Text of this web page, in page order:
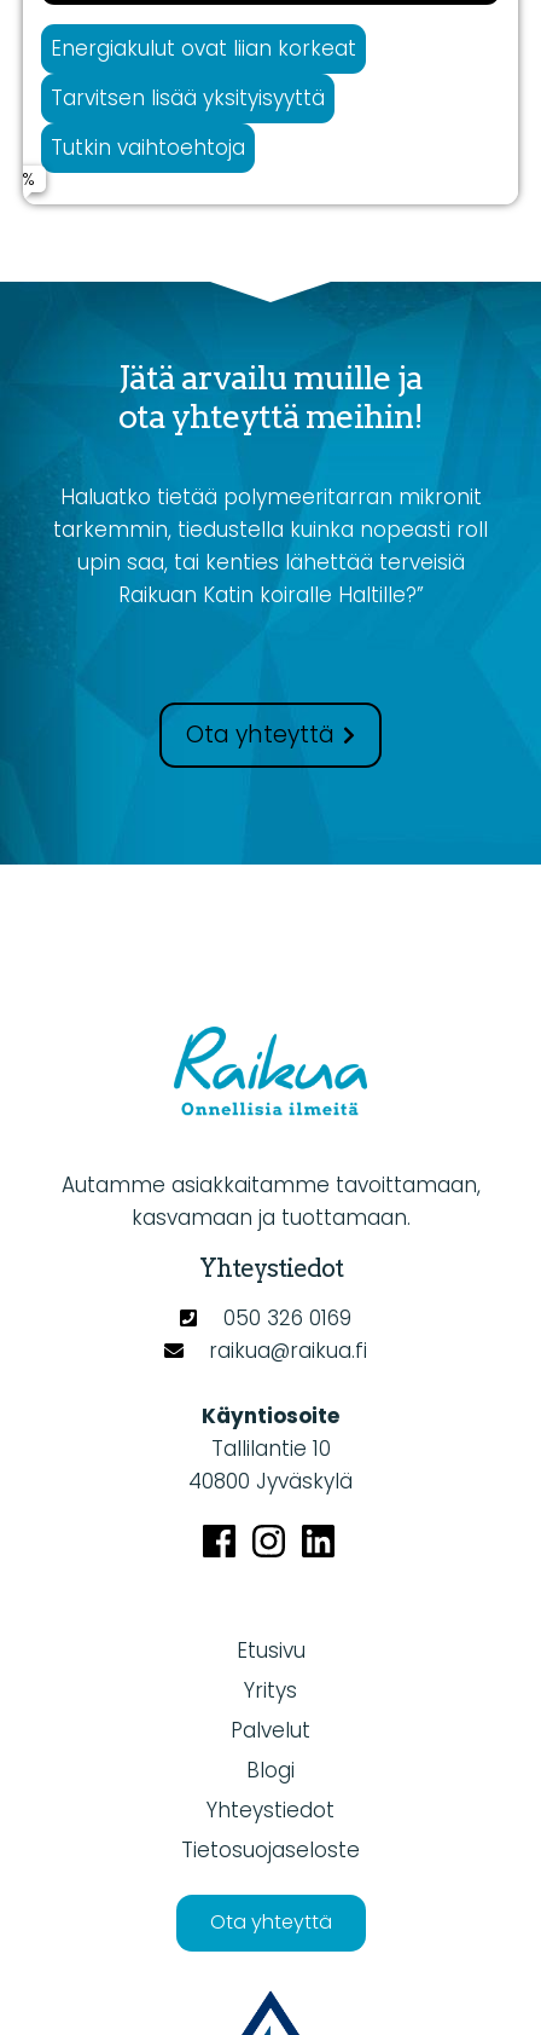
Energiakulut ovat liian korkeat
Tarvitsen lisää yksityisyyttä
Tutkin vaihtoehtoja
Jätä arvailu muille ja
ota yhteyttä meihin!
Haluatko tietää polymeeritarran mikronit
tarkemmin, tiedustella kuinka nopeasti roll
upin saa, tai kenties lähettää terveisiä
Raikuan Katin koiralle Haltille?”
Ota yhteyttä
Autamme asiakkaitamme tavoittamaan,
kasvamaan ja tuottamaan.
Yhteystiedot
050 326 0169
raikua@raikua.fi
Käyntiosoite
Tallilantie 10
40800 Jyväskylä
Etusivu
Yritys
Palvelut
Blogi
Yhteystiedot
Tietosuojaseloste
Ota yhteyttä